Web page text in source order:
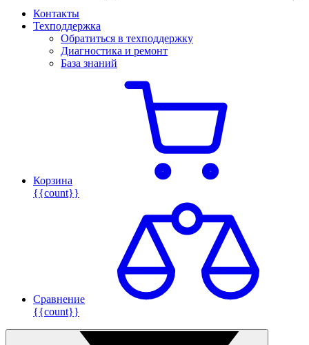
Контакты
Техподдержка
Обратиться в техподдержку
Диагностика и ремонт
База знаний
Корзина
{{count}}
Сравнение
{{count}}